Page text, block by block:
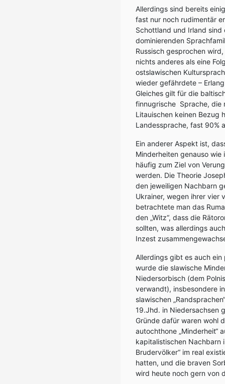
Allerdings sind bereits
fast nur noch rudimentär
Schottland und Irland sind
dominierenden
Russisch gesprochen
nichts anderes als eine
ostslawischen
wieder gefährdete –
Gleiches gilt für die
finnugrische Sprache, die
Litauischen keinen Bezug
Landessprache, fast 90%
Ein anderer Aspekt ist,
Minderheiten genauso
häufig zum Ziel von
werden. Die Theorie
den jeweiligen Nachbarn
Ukrainer, wegen ihrer vier
betrachtete man das
den „Witz“, dass die
sollten, was allerdings
Inzest
Allerdings gibt es auch ein
wurde die slawische
Niedersorbisch (dem
verwandt), insbesondere
slawischen
19.Jhd. in Niedersachsen
Gründe dafür waren wohl
autochthone „Minderheit“
kapitalistischen Nachbarn
Brudervölker“ im real
hatten, und die braven
wird heute noch gern von